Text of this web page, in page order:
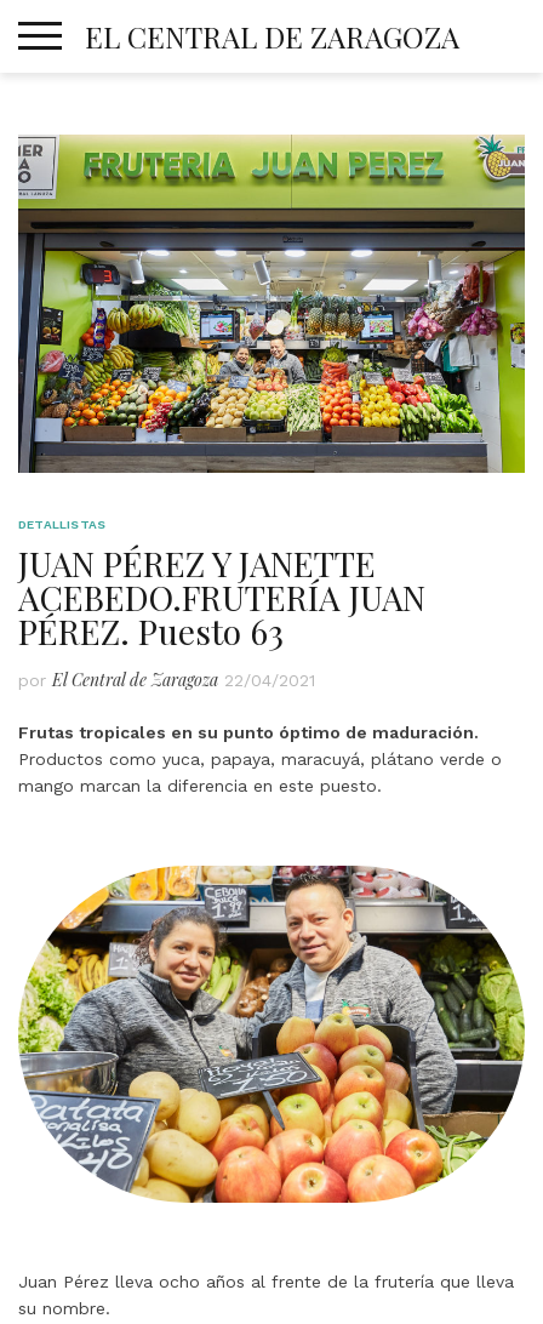
EL CENTRAL DE ZARAGOZA
DETALLISTAS
JUAN PÉREZ Y JANETTE
ACEBEDO.FRUTERÍA JUAN
PÉREZ. Puesto 63
por El Central de Zaragoza 22/04/2021
Frutas tropicales en su punto óptimo de maduración.
Productos como yuca, papaya, maracuyá, plátano verde o
mango marcan la diferencia en este puesto.
Juan Pérez lleva ocho años al frente de la frutería que lleva
su nombre.